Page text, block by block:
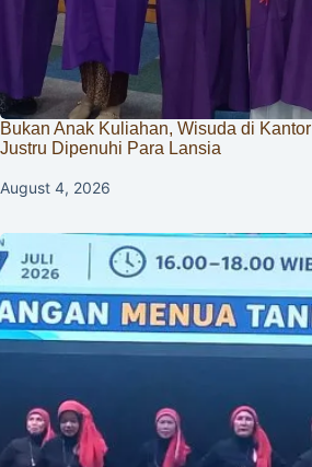
Bukan Anak Kuliahan, Wisuda di
Justru Dipenuhi Para Lansia
August 4, 2026